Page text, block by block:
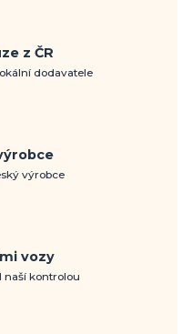
z ČR
dodavatele
výrobce
vozy
naší kontrolou